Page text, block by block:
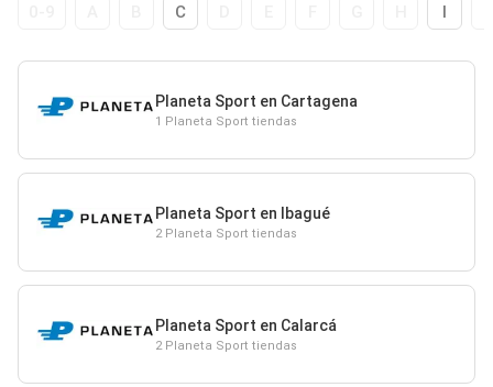
C I
Planeta Sport en Cartagena
1 Planeta Sport tiendas
Planeta Sport en Ibagué
2 Planeta Sport tiendas
Planeta Sport en Calarcá
2 Planeta Sport tiendas